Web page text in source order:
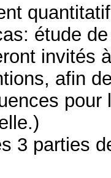
étude
invités
afin
pour
3 parties